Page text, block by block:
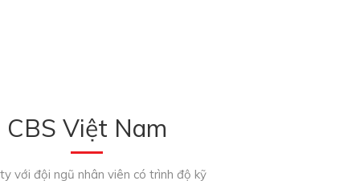
CBS Việt Nam
với đội ngũ nhân viên có trình độ kỹ